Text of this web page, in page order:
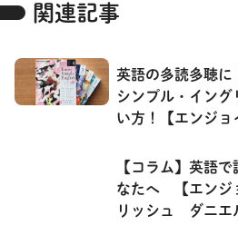
関連記事
英語の多読多聴に
シンプル・イン
い方！【エンジョ
【コラム】英語
なたへ 【エンジ
リッシュ ダニエ